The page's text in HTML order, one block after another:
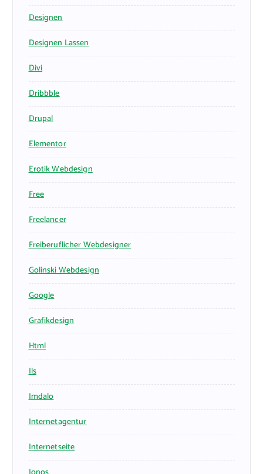
Designen
Designen Lassen
Divi
Dribbble
Drupal
Elementor
Erotik Webdesign
Free
Freelancer
Freiberuflicher Webdesigner
Golinski Webdesign
Google
Grafikdesign
Html
Ils
Imdalo
Internetagentur
Internetseite